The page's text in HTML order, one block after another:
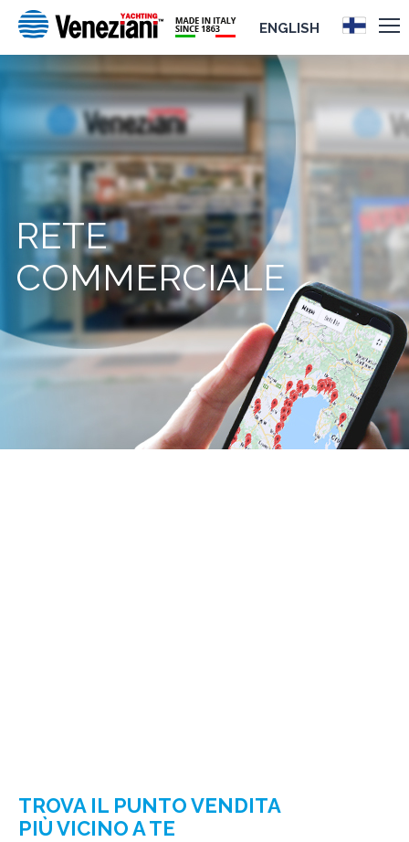
ENGLISH
RETE
COMMERCIALE
TROVA IL PUNTO VENDITA
PIÙ VICINO A TE